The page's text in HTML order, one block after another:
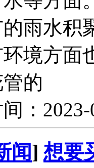
雨水积
境方面
的
：
闻] 想要